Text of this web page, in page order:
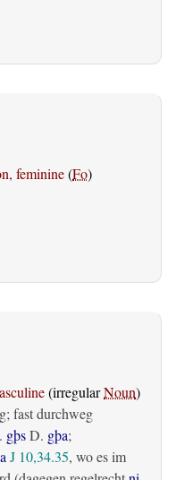
feminine(Fo)
(irregularNoun)
fast durchweg
gþsD. gþa;
J 10,34.35, wo es im